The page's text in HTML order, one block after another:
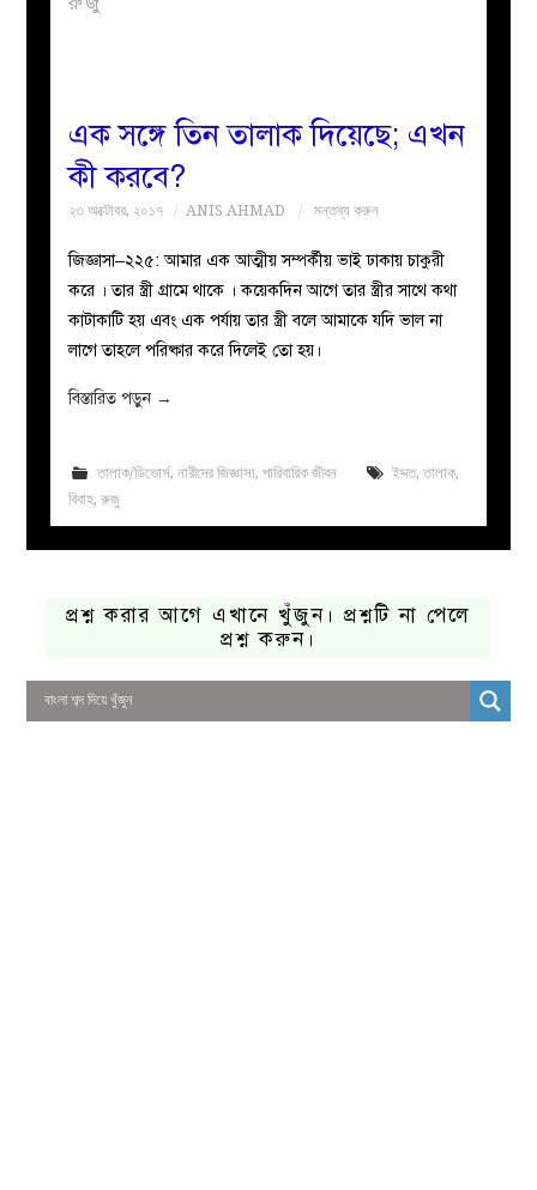
পাতা
মজলিস
প্রশ্ন
এক সঙ্গে তিন তালাক দিয়েছে; এখন
কী করবে?
২৩ অক্টোবর, ২০১৭ ANIS AHMAD মন্তব্য করুন
জিজ্ঞাসা–২২৫: আমার এক আত্মীয় সম্পর্কীয় ভাই ঢাকায় চাকুরী
করে । তার স্ত্রী গ্রামে থাকে । কয়েকদিন আগে তার স্ত্রীর সাথে কথা
কাটাকাটি হয় এবং এক পর্যায় তার স্ত্রী বলে আমাকে যদি ভাল না
লাগে তাহলে পরিষ্কার করে দিলেই তো হয়।
বিস্তারিত পড়ুন →
তালাক/ডিভোর্স, নারীদের জিজ্ঞাসা, পারিবারিক জীবন ইদ্দত, তালাক,
বিবাহ,রুজু
প্রশ্ন করার আগে এখানে খুঁজুন। প্রশ্নটি না পেলে
প্রশ্ন করুন।